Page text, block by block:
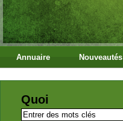
Annuaire Nouveautés
Quoi